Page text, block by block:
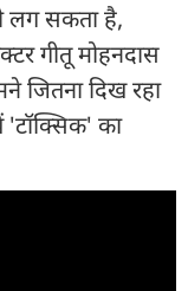
लग सकता है,
गीतू मोहनदास
जितना दिख रहा
'टॉक्सिक' का